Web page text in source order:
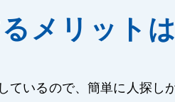
メリット
ているので、簡単に人探し